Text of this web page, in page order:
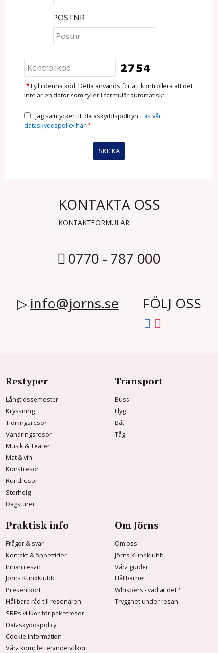
POSTNR
* Fyll i denna kod. Detta används för att kontrollera att det
inte är en dator som fyller i formulär automatiskt.
Jag samtycker till dataskyddspolicyn. Läs vår
dataskyddspolicy här *
KONTAKTA OSS
KONTAKTFORMULÄR
0770 - 787 000
info@jorns.se FÖLJ OSS
Restyper
Långtidssemester
Kryssning
Tidningsresor
Vandringsresor
Musik & Teater
Mat & vin
Konstresor
Rundresor
Storhelg
Dagsturer
Transport
Buss
Flyg
Båt
Tåg
Praktisk info
Frågor & svar
Kontakt & öppettider
Innan resan
Jörns Kundklubb
Presentkort
Hållbara råd till resenären
SRF:s villkor för paketresor
Dataskyddspolicy
Cookie information
Våra kompletterande villkor
Om Jörns
Om oss
Jörns Kundklubb
Våra guider
Hållbarhet
Whispers - vad är det?
Trygghet under resan